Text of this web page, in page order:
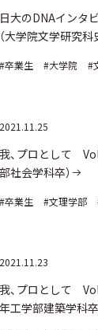
大のDNAインタ
大学院文学研究科
卒業生 #大学院 #
、プロとして
社会学科卒）
卒業生 #文理学部
、プロとして
工学部建築学科卒